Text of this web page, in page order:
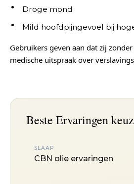
Droge mond
Mild hoofdpijngevoel bij
Gebruikers geven aan dat zij
medische uitspraak over
Beste Ervaringen
SLAAP
CBN olie ervaringen